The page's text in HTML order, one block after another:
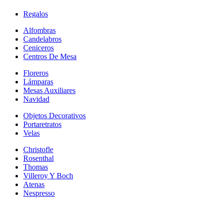
Regalos
Alfombras
Candelabros
Ceniceros
Centros De Mesa
Floreros
Lámparas
Mesas Auxiliares
Navidad
Objetos Decorativos
Portaretratos
Velas
Christofle
Rosenthal
Thomas
Villeroy Y Boch
Atenas
Nespresso